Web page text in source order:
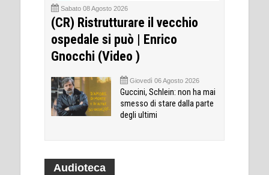
Sabato 08 Agosto 2026
(CR) Ristrutturare il vecchio
ospedale si può | Enrico
Gnocchi (Video )
Giovedì 06 Agosto 2026
Guccini, Schlein: non ha mai
smesso di stare dalla parte
degli ultimi
Audioteca